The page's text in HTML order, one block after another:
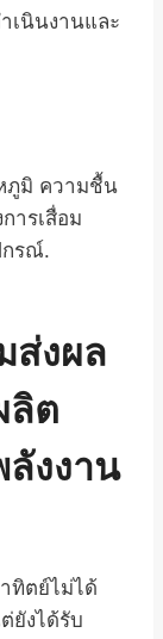
เนินงานและ
ภูมิ ความชื้น
ารเสื่อม
กรณ์.
ส่งผล
ลิต
งงาน
ทิตย์ไม่ได้
ยังได้รับ